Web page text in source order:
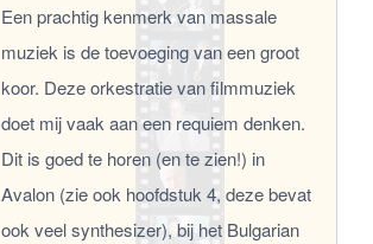
Een prachtig kenmerk van massale
muziek is de toevoeging van een groot
koor. Deze orkestratie van filmmuziek
doet mij vaak aan een requiem denken.
Dit is goed te horen (en te zien!) in
Avalon (zie ook hoofdstuk 4, deze bevat
ook veel synthesizer), bij het Bulgarian